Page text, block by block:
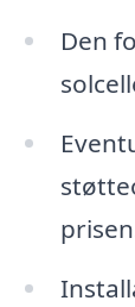
Den